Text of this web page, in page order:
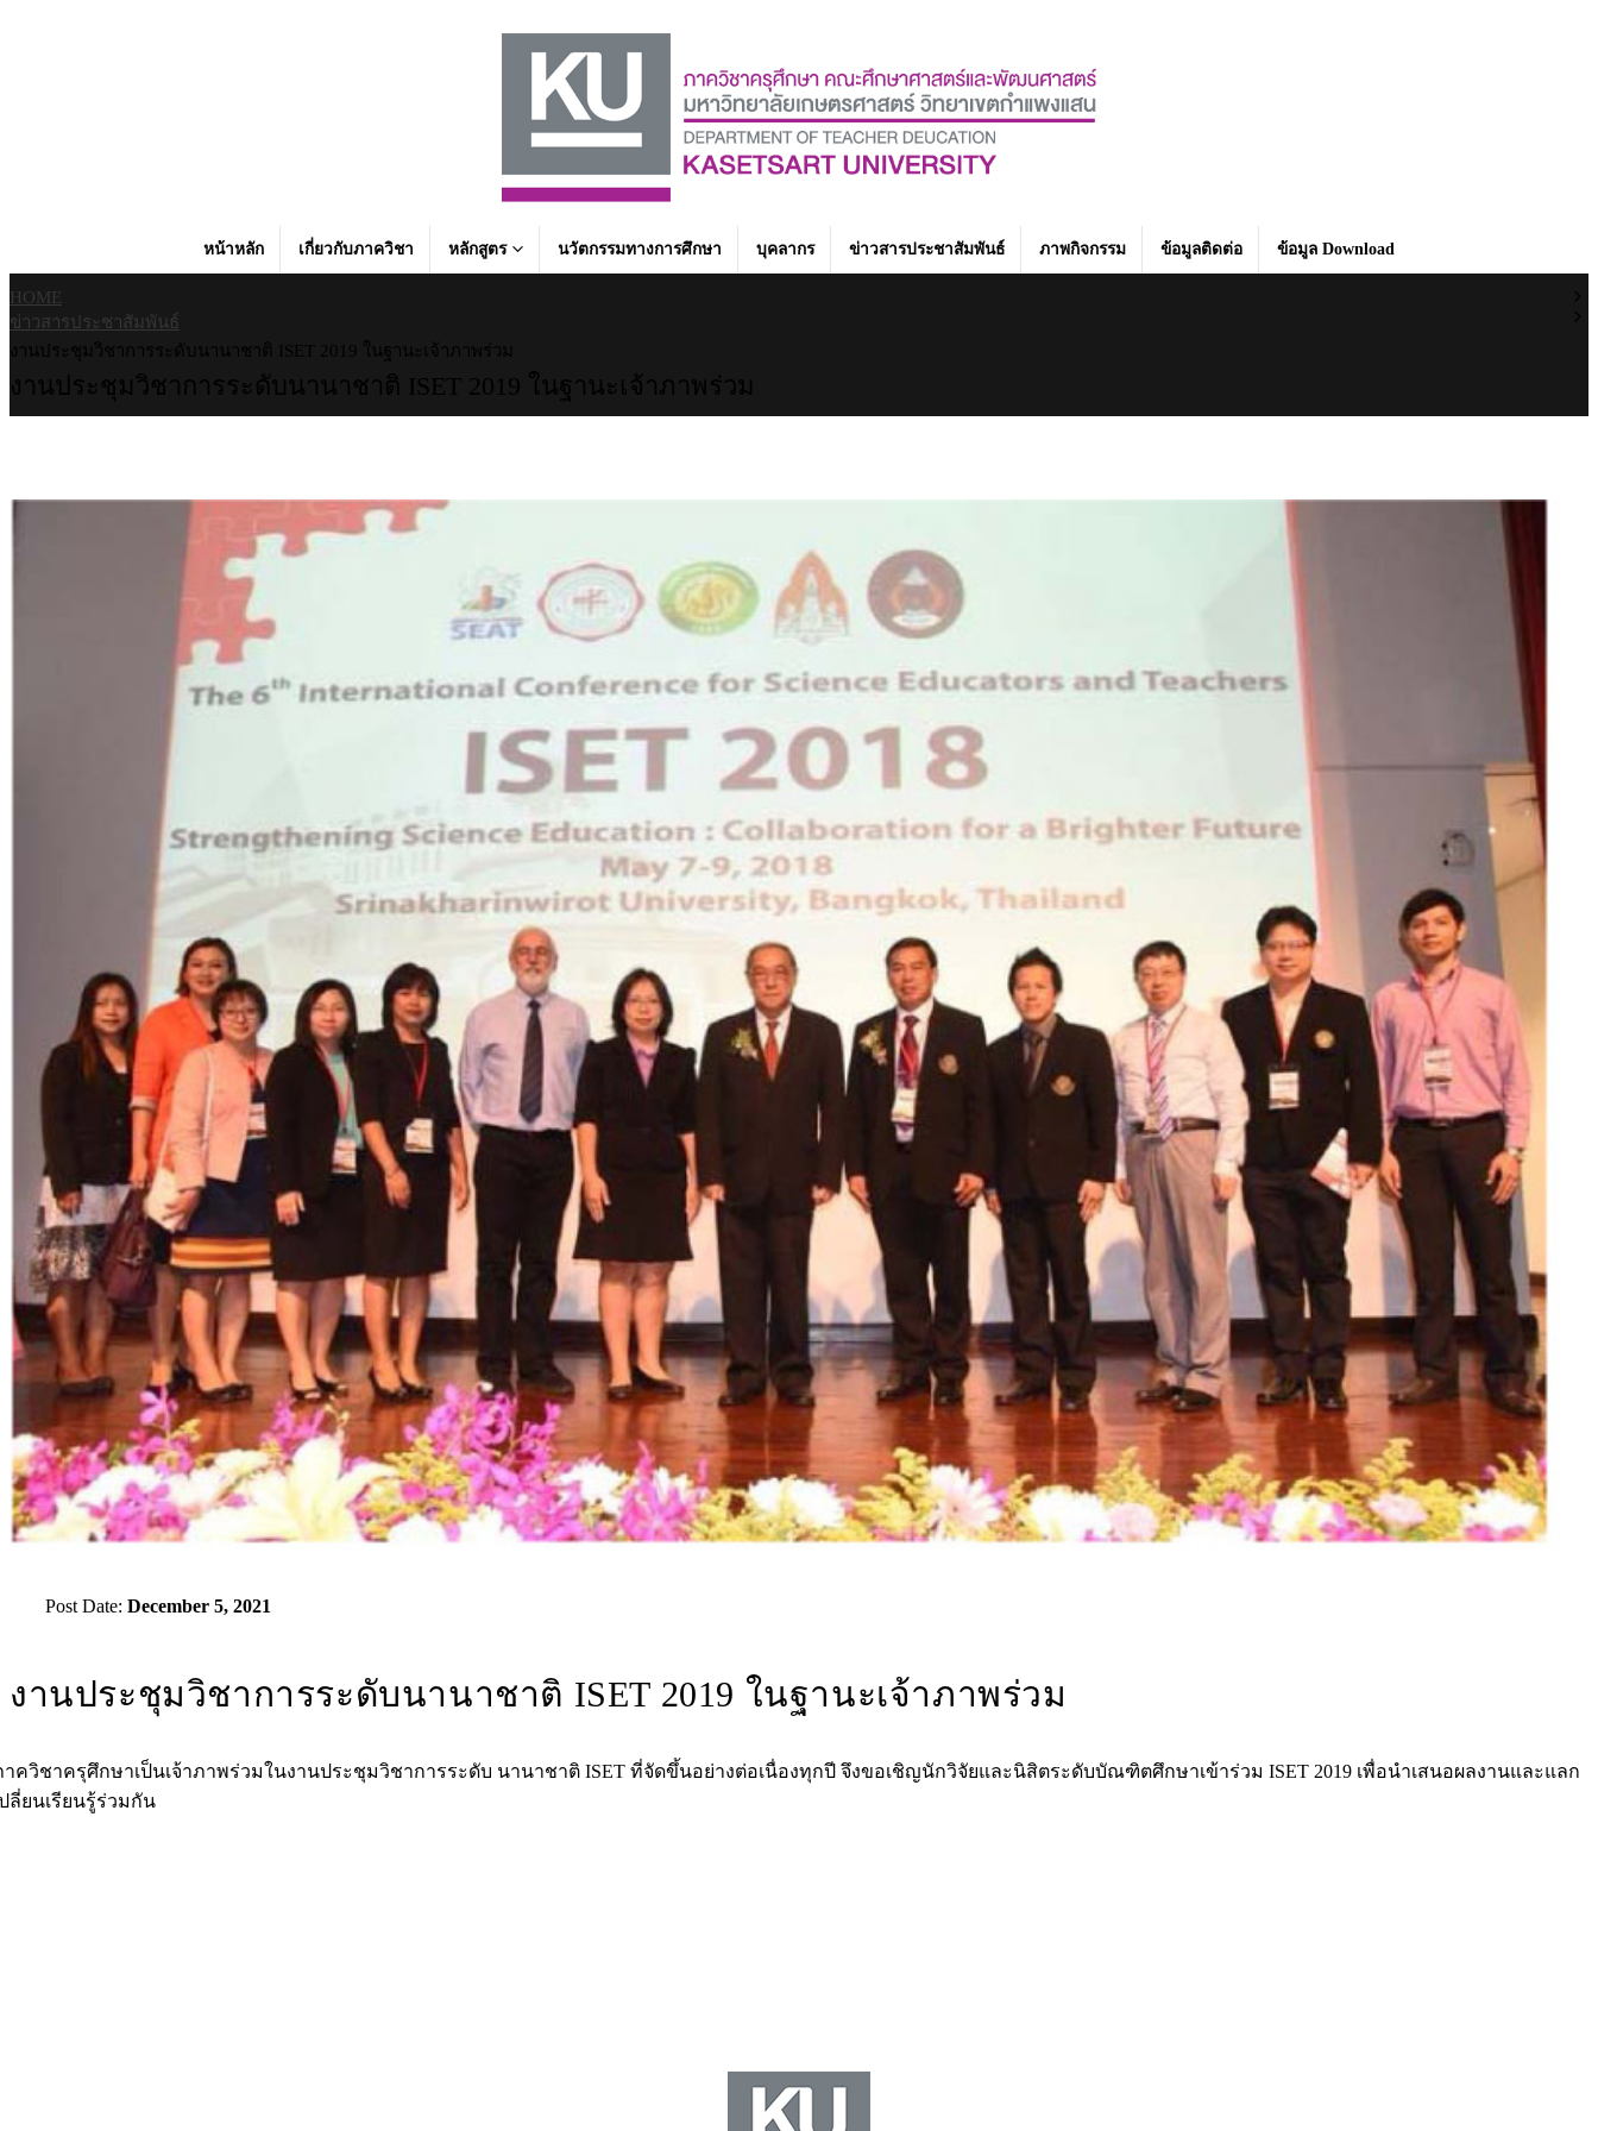
หน้าหลัก เกี่ยวกับภาควิชา หลักสูตร นวัตกรรมทางการศึกษา บุคลากร ข่าวสารประชาสัมพันธ์ ภาพกิจกรรม ข้อมูลติดต่อ ข้อมูล Download
HOME
ข่าวสารประชาสัมพันธ์
Post Date: December 5, 2021
งานประชุมวิชาการระดับนานาชาติ ISET 2019 ในฐานะเจ้าภาพร่วม
ควิชาครุศึกษาเป็นเจ้าภาพร่วมในงานประชุมวิชาการระดับ นานาชาติ ISET ที่จัดขึ้นอย่างต่อเนื่องทุกปี จึงขอเชิญนักวิจัยและนิสิตระดับบัณฑิตศึกษาเข้าร่วม ISET 2019 เพื่อนำเสนอผลงานและแลก
ลี่ยนเรียนรู้ร่วมกัน